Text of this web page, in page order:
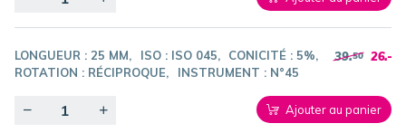
LONGUEUR : 25 MM ISO : ISO 045 CONICITÉ : 5%
ROTATION : RÉCIPROQUE INSTRUMENT : N°45
39.50 26.-
Quantity Ajouter au panier